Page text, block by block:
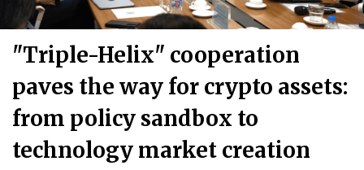
"Triple-Helix" cooperation
paves the way for crypto assets:
from policy sandbox to
technology market creation